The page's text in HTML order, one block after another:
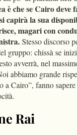
è che se Cairo deve
capirà la sua
magari con
Stesso discorso
gruppo: chissà se
avverrà, nel
abbiamo grande
a Cairo”, fanno
Rai